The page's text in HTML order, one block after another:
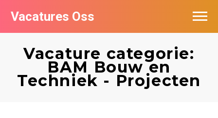
Vacatures Oss
Vacature categorie:
BAM Bouw en
Techniek - Projecten